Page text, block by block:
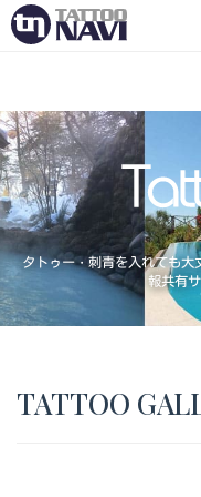
タトゥー・刺青を入れても
報共有
TATTOO